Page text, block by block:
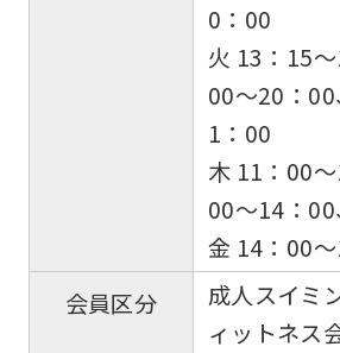
0：00
火 13：15
00～20：
1：00
木 11：00
00～14：00
金 14：00
会員区分
成人スイミ
ィットネス